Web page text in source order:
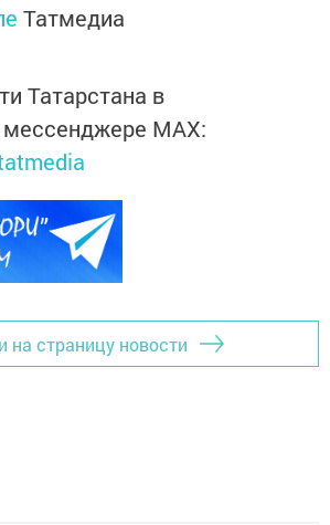
Татмедиа
Татарстана в
MАХ:
на страницу новости